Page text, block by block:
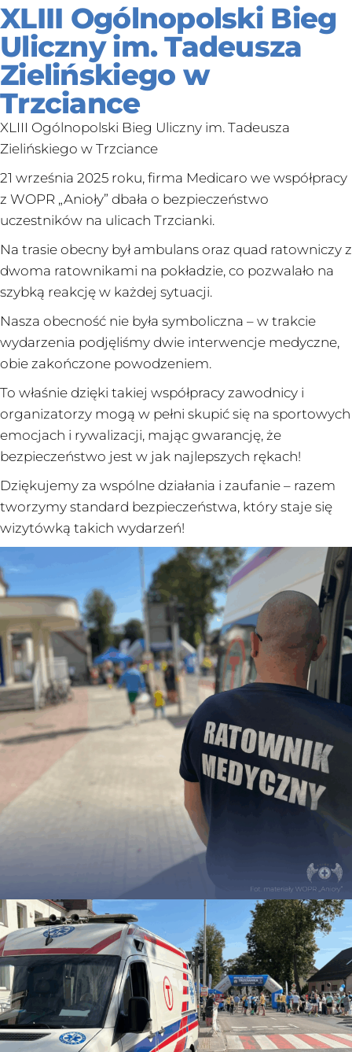
XLIII Ogólnopolski Bieg
Uliczny im. Tadeusza
Zielińskiego w
Trzciance
XLIII Ogólnopolski Bieg Uliczny im. Tadeusza
Zielińskiego w Trzciance
21 września 2025 roku, firma Medicaro we współpracy
z WOPR „Anioły” dbała o bezpieczeństwo
uczestników na ulicach Trzcianki.
Na trasie obecny był ambulans oraz quad ratowniczy z
dwoma ratownikami na pokładzie, co pozwalało na
szybką reakcję w każdej sytuacji.
Nasza obecność nie była symboliczna – w trakcie
wydarzenia podjęliśmy dwie interwencje medyczne,
obie zakończone powodzeniem.
To właśnie dzięki takiej współpracy zawodnicy i
organizatorzy mogą w pełni skupić się na sportowych
emocjach i rywalizacji, mając gwarancję, że
bezpieczeństwo jest w jak najlepszych rękach!
Dziękujemy za wspólne działania i zaufanie – razem
tworzymy standard bezpieczeństwa, który staje się
wizytówką takich wydarzeń!